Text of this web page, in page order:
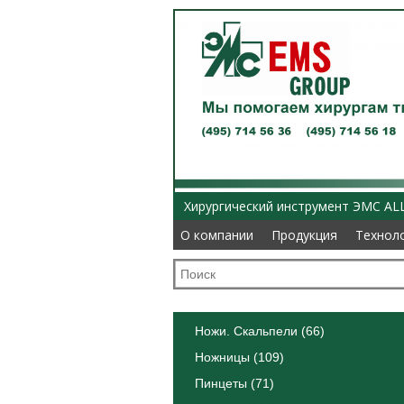
Хирургический инструмент ЭМС
О компании
Продукция
О компании
Продукция
Ножи. Скальпели (66)
Ножницы (109)
Пинцеты (71)